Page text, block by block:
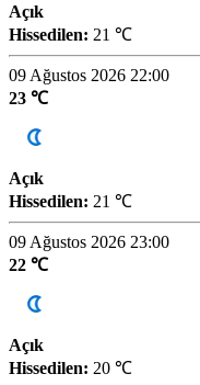
Açık
Hissedilen: 21 ℃
09 Ağustos 2026 22:00
23 ℃
Açık
Hissedilen: 21 ℃
09 Ağustos 2026 23:00
22 ℃
Açık
Hissedilen: 20 ℃